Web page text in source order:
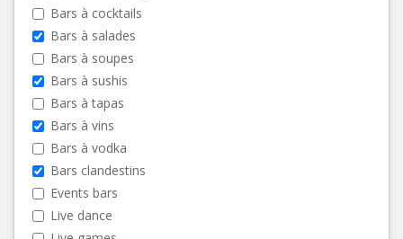
Bars à cocktails
Bars à salades
Bars à soupes
Bars à sushis
Bars à tapas
Bars à vins
Bars à vodka
Bars clandestins
Events bars
Live dance